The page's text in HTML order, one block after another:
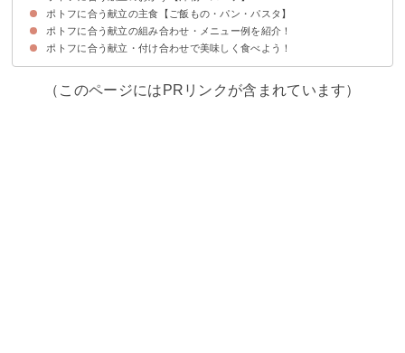
①ヴィシソワーズ
②コーンポタージュスープ
③かぼちゃの冷製スープ
④枝豆の冷製スープ
⑤豆乳スープ
ポトフに合う献立の主食【ご飯もの・パン・パスタ】
①エビドリア
②デミグラスソースオムライス
③トマトのブルスケッタ
④フォカッチャ
⑤スイートチリソースとパクチーのアジアンライス
⑥ココナッツオイルライス
⑦丸ごとトマトの炊き込みご飯
⑧五目れんこんの茶巾寿司
⑨ソーセージクロワッサン
⑩ツナマヨおにぎり
⑪スタッフドバケット
⑫和風たらこパスタ
⑬鮭と昆布のクリームパスタ
⑭エビといんげんのジェノベーゼパスタ
⑮わんぱくサンド
ポトフに合う献立の組み合わせ・メニュー例を紹介！
献立メニュー例①
献立メニュー例②
献立メニュー例③
献立メニュー例④
献立メニュー例⑤
ポトフに合う献立・付け合わせで美味しく食べよう！
（このページにはPRリンクが含まれています）